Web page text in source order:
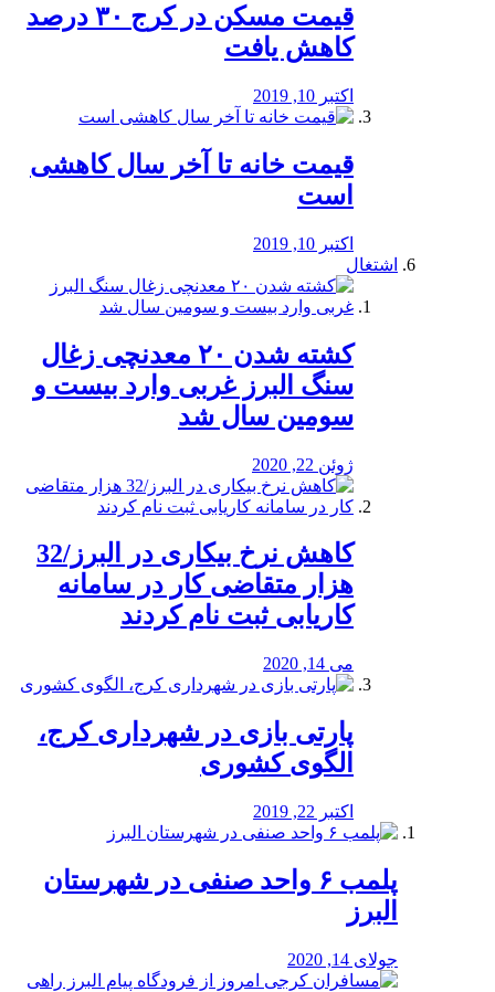
️قیمت مسکن در کرج ۳۰ درصد
کاهش یافت
اکتبر 10, 2019
قیمت خانه تا آخر سال کاهشی
است
اکتبر 10, 2019
اشتغال
کشته شدن ۲۰ معدنچی زغال
سنگ البرز غربی وارد بیست و
سومین سال شد
ژوئن 22, 2020
کاهش نرخ بیکاری در البرز/32
هزار متقاضی کار در سامانه
کاریابی ثبت نام کردند
می 14, 2020
پارتی بازی در شهرداری کرج،
الگوی کشوری
اکتبر 22, 2019
پلمب ۶ واحد صنفی در شهرستان
البرز
جولای 14, 2020